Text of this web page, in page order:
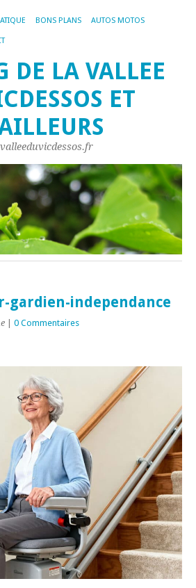
BONS PLANS AUTOS MOTOS
DE LA VALLEE
ET
gardien-independance
| 0 Commentaires